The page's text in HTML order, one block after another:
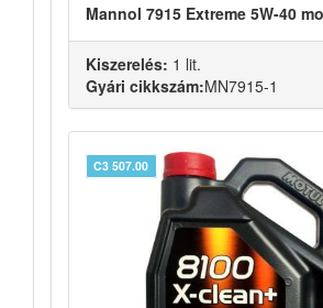
Mannol 7915 Extreme 5W-40
Kiszerelés: 1 lit.
Gyári cikkszám:MN7915-1
C3 507.00